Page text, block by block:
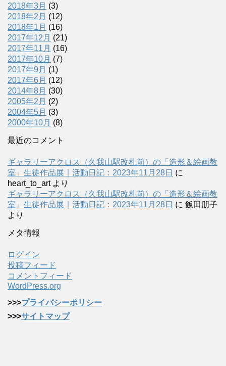
2018年3月 (3)
2018年2月 (12)
2018年1月 (16)
2017年12月 (21)
2017年11月 (16)
2017年10月 (7)
2017年9月 (1)
2017年6月 (12)
2014年8月 (30)
2005年2月 (2)
2004年5月 (3)
2000年10月 (8)
最近のコメント
ギャラリーアクロス（久我山駅改札前）の「造形＆絵画教
室」生徒作品展｜活動日記：2023年11月28日 に
heart_to_artより
ギャラリーアクロス（久我山駅改札前）の「造形＆絵画教
室」生徒作品展｜活動日記：2023年11月28日 に 飯田朋子
より
メタ情報
ログイン
投稿フィード
コメントフィード
WordPress.org
>>>プライバシーポリシー
>>>サイトマップ